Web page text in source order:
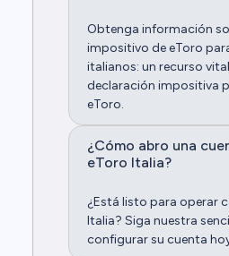
Obtenga información
impositivo de eToro
italianos: un recurso
declaración impositiva
eToro.
¿Cómo abro una
eToro Italia?
¿Está listo para operar
Italia? Siga nuestra
configurar su cuenta